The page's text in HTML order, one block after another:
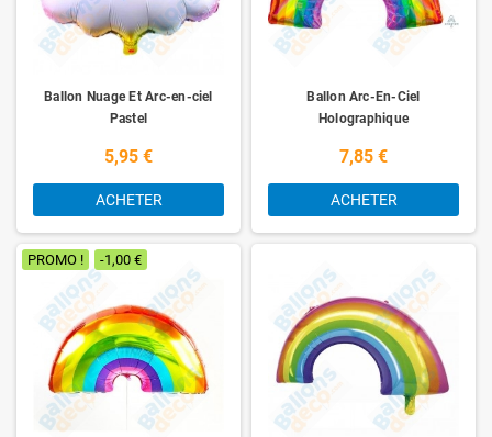
Ballon Nuage Et Arc-en-ciel
Pastel
5,95 €
ACHETER
Ballon Arc-En-Ciel
Holographique
7,85 €
ACHETER
PROMO ! -1,00 €